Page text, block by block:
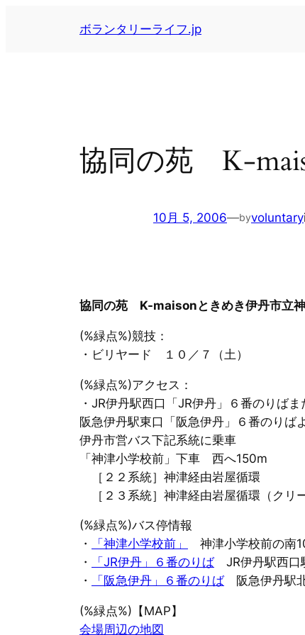
ボランタリーライフ.jp
協同の苑 K-
10月 5, 2006—byvoluntary
協同の苑 K-maisonときめき伊丹市立
(%緑点%)競技：
・ビリヤード １０／７（土）
(%緑点%)アクセス：
・JR伊丹駅西口「JR伊丹」６番のりばま
阪急伊丹駅東口「阪急伊丹」６番のりば
伊丹市営バス下記系統に乗車
「神津小学校前」下車 西へ150m
［２２系統］神津経由岩屋循環
［２３系統］神津経由岩屋循環（クリ
(%緑点%)バス停情報
・
「神津小学校前」
神津小学校前の南
・
「JR伊丹」６番のりばJR伊丹駅西口
・
「阪急伊丹」６番のりば阪急伊丹駅
(%緑点%)【MAP】
会場周辺の地図